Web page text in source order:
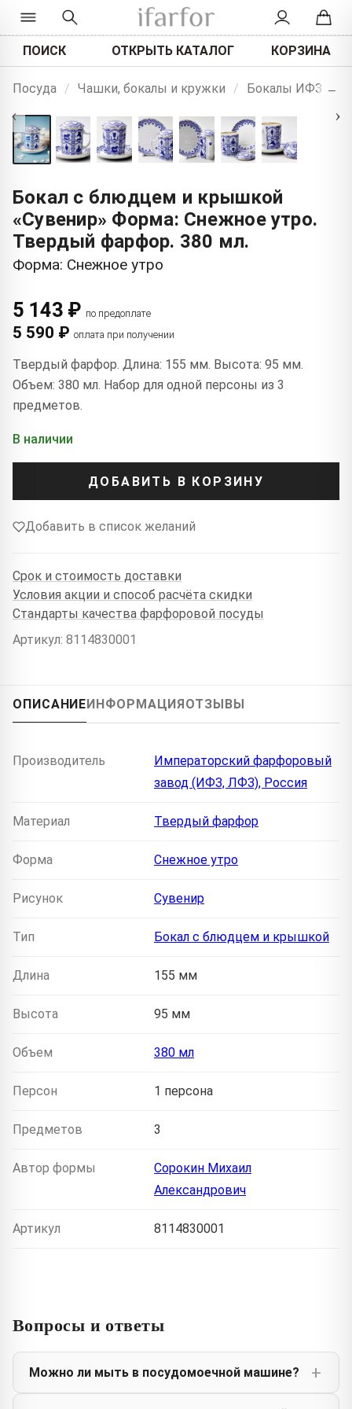
ПОИСК ОТКРЫТЬ КАТАЛОГ КОРЗИНА
Посуда / Чашки, бокалы и кружки / Бокалы ИФЗ
‹ ›
+
−
Бокал с блюдцем и крышкой
«Сувенир» Форма: Снежное утро.
Твердый фарфор. 380 мл.
Форма: Снежное утро
5 143 ₽ по предоплате
5 590 ₽ оплата при получении
Твердый фарфор. Длина: 155 мм. Высота: 95 мм.
Объем: 380 мл. Набор для одной персоны из 3
предметов.
В наличии
ДОБАВИТЬ В КОРЗИНУ
Добавить в список желаний
Срок и стоимость доставки
Условия акции и способ расчёта скидки
Стандарты качества фарфоровой посуды
Артикул: 8114830001
ОПИСАНИЕ ИНФОРМАЦИЯ ОТЗЫВЫ
Производитель
Императорский фарфоровый
завод (ИФЗ, ЛФЗ), Россия
Материал Твердый фарфор
Форма Снежное утро
Рисунок Сувенир
Тип Бокал с блюдцем и крышкой
Длина 155 мм
Высота 95 мм
Объем 380 мл
Персон 1 персона
Предметов 3
Автор формы
Сорокин Михаил
Александрович
Артикул 8114830001
Вопросы и ответы
Можно ли мыть в посудомоечной машине?